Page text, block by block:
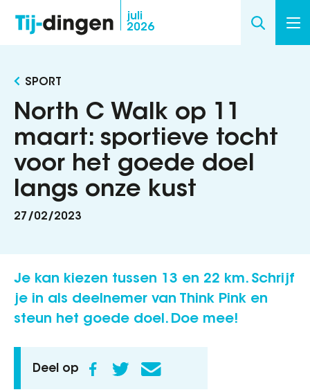
inhoud
gaan
juli
2026
SPORT
North C Walk op 11
maart: sportieve tocht
voor het goede doel
langs onze kust
27/02/2023
Je kan kiezen tussen 13 en 22 km. Schrijf
je in als deelnemer van Think Pink en
steun het goede doel. Doe mee!
Deel op